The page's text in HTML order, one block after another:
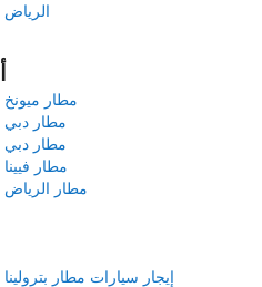
الرياض
مطار ميونخ
مطار دبي
مطار دبي
مطار فيينا
مطار الرياض
إيجار سيارات مطار بترولينا